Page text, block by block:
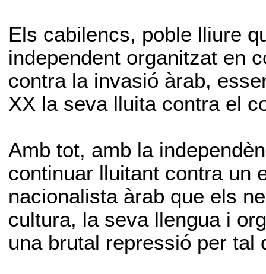
Els cabilencs, poble lliure
independent organitzat en
contra la invasió àrab,
XX la seva lluita contra el
Amb tot, amb la
continuar lluitant contra un
nacionalista àrab que els
cultura, la seva llengua i
una brutal repressió per tal